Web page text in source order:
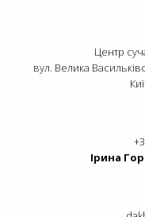
Центр
вул. Велика
Ірина